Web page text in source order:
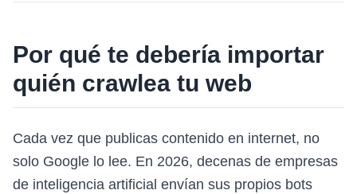
Por qué te debería importar
quién crawlea tu web
Cada vez que publicas contenido en internet, no
solo Google lo lee. En 2026, decenas de empresas
de inteligencia artificial envían sus propios bots